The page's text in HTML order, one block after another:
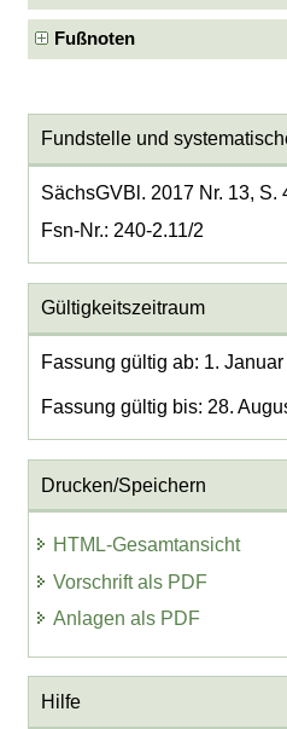
Fußnoten
Fundstelle und
SächsGVBl. 2017 Nr. 13, S.
Fsn-Nr.: 240-2.11/2
Gültigkeitszeitraum
Fassung gültig ab: 1.
Fassung gültig bis: 28.
Drucken/Speichern
HTML-Gesamtansicht
Vorschrift als PDF
Anlagen als PDF
Hilfe